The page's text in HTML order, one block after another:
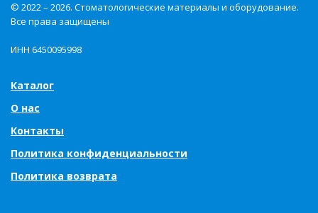
© 2022 – 2026. Стоматологические материалы и оборудование.
Все права защищены
ИНН 6450095998
Каталог
О нас
Контакты
Политика конфиденциальности
Политика возврата